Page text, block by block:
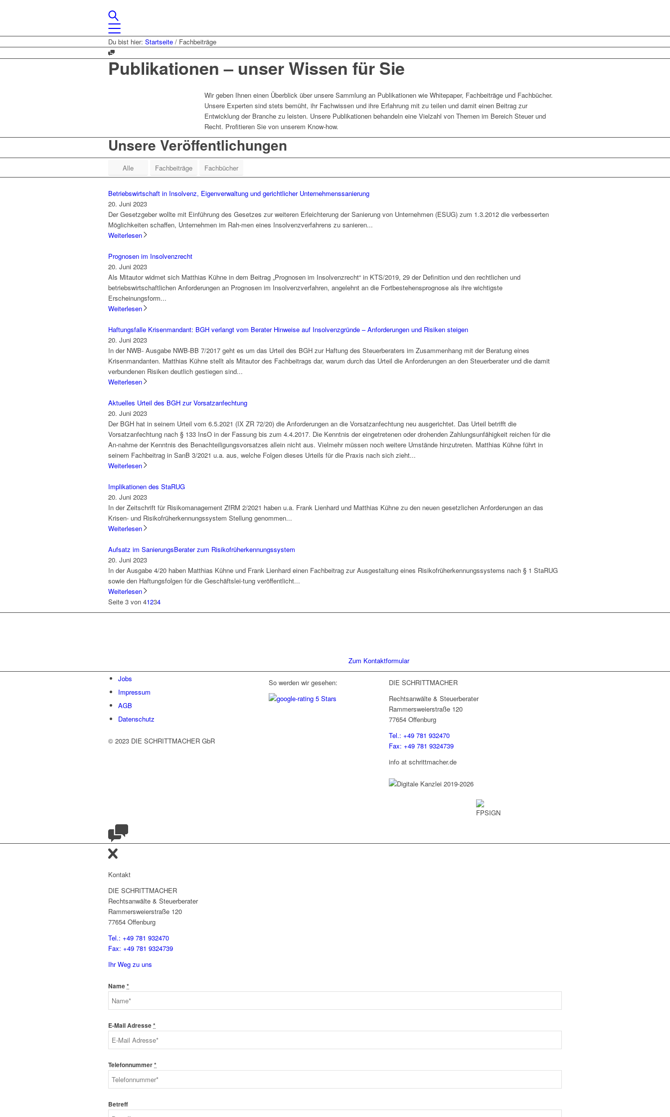
Du bist hier: Startseite / Fachbeiträge
Publikationen – unser Wissen für Sie
Wir geben Ihnen einen Überblick über unsere Sammlung an Publikationen wie Whitepaper, Fachbeiträge und Fachbücher.
Unsere Experten sind stets bemüht, ihr Fachwissen und ihre Erfahrung mit zu teilen und damit einen Beitrag zur
Entwicklung der Branche zu leisten. Unsere Publikationen behandeln eine Vielzahl von Themen im Bereich Steuer und
Recht. Profitieren Sie von unserem Know-how.
Unsere Veröffentlichungen
Alle Fachbeiträge Fachbücher
Betriebswirtschaft in Insolvenz, Eigenverwaltung und gerichtlicher Unternehmenssanierung
20. Juni 2023
Der Gesetzgeber wollte mit Einführung des Gesetzes zur weiteren Erleichterung der Sanierung von Unternehmen (ESUG) zum 1.3.2012 die verbesserten
Möglichkeiten schaffen, Unternehmen im Rah-men eines Insolvenzverfahrens zu sanieren...
Weiterlesen
Prognosen im Insolvenzrecht
20. Juni 2023
Als Mitautor widmet sich Matthias Kühne in dem Beitrag „Prognosen im Insolvenzrecht“ in KTS/2019, 29 der Definition und den rechtlichen und
betriebswirtschaftlichen Anforderungen an Prognosen im Insolvenzverfahren, angelehnt an die Fortbestehensprognose als ihre wichtigste
Erscheinungsform...
Weiterlesen
Haftungsfalle Krisenmandant: BGH verlangt vom Berater Hinweise auf Insolvenzgründe – Anforderungen und Risiken steigen
20. Juni 2023
In der NWB- Ausgabe NWB-BB 7/2017 geht es um das Urteil des BGH zur Haftung des Steuerberaters im Zusammenhang mit der Beratung eines
Krisenmandanten. Matthias Kühne stellt als Mitautor des Fachbeitrags dar, warum durch das Urteil die Anforderungen an den Steuerberater und die damit
verbundenen Risiken deutlich gestiegen sind...
Weiterlesen
Aktuelles Urteil des BGH zur Vorsatzanfechtung
20. Juni 2023
Der BGH hat in seinem Urteil vom 6.5.2021 (IX ZR 72/20) die Anforderungen an die Vorsatzanfechtung neu ausgerichtet. Das Urteil betrifft die
Vorsatzanfechtung nach § 133 InsO in der Fassung bis zum 4.4.2017. Die Kenntnis der eingetretenen oder drohenden Zahlungsunfähigkeit reichen für die
An-nahme der Kenntnis des Benachteiligungsvorsatzes allein nicht aus. Vielmehr müssen noch weitere Umstände hinzutreten. Matthias Kühne führt in
seinem Fachbeitrag in SanB 3/2021 u.a. aus, welche Folgen dieses Urteils für die Praxis nach sich zieht...
Weiterlesen
Implikationen des StaRUG
20. Juni 2023
In der Zeitschrift für Risikomanagement ZfRM 2/2021 haben u.a. Frank Lienhard und Matthias Kühne zu den neuen gesetzlichen Anforderungen an das
Krisen- und Risikofrüherkennungssystem Stellung genommen...
Weiterlesen
Aufsatz im SanierungsBerater zum Risikofrüherkennungssystem
20. Juni 2023
In der Ausgabe 4/20 haben Matthias Kühne und Frank Lienhard einen Fachbeitrag zur Ausgestaltung eines Risikofrüherkennungssystems nach § 1 StaRUG
sowie den Haftungsfolgen für die Geschäftslei-tung veröffentlicht...
Weiterlesen
Seite 3 von 41234
Zum Kontaktformular
Jobs
Impressum
AGB
Datenschutz
© 2023 DIE SCHRITTMACHER GbR
So werden wir gesehen:
DIE SCHRITTMACHER
Rechtsanwälte & Steuerberater
Rammersweierstraße 120
77654 Offenburg
Tel.: +49 781 932470
Fax: +49 781 9324739
info at schrittmacher.de
Kontakt
DIE SCHRITTMACHER
Rechtsanwälte & Steuerberater
Rammersweierstraße 120
77654 Offenburg
Tel.: +49 781 932470
Fax: +49 781 9324739
Ihr Weg zu uns
Name*
E-Mail Adresse*
Telefonnummer*
Betreff